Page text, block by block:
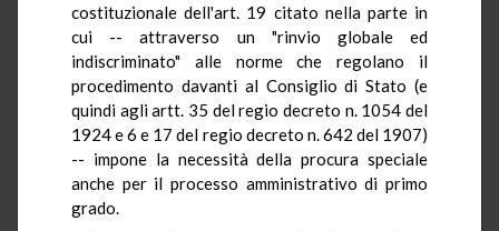
costituzionale dell'art. 19 citato nella parte in
cui -- attraverso un "rinvio globale ed
indiscriminato" alle norme che regolano il
procedimento davanti al Consiglio di Stato (e
quindi agli artt. 35 del regio decreto n. 1054 del
1924 e 6 e 17 del regio decreto n. 642 del 1907)
-- impone la necessità della procura speciale
anche per il processo amministrativo di primo
grado.